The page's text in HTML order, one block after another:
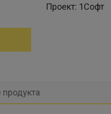
Проект: 1Софт